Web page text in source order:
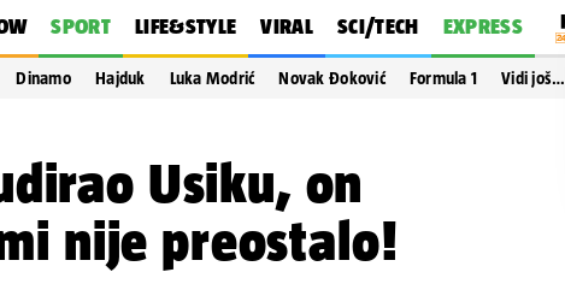
SPORT LIFE&STYLE VIRAL SCI/TECH EXPRESS
Dinamo Hajduk Luka Modrić Novak Đoković Formula 1 Vidi još…
Usiku, on
nije preostalo!